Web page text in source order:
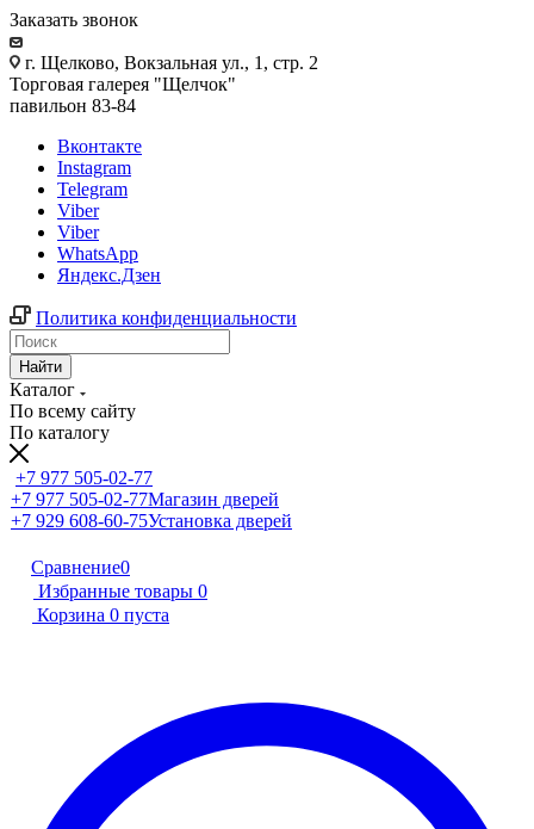
Заказать звонок
г. Щелково, Вокзальная ул., 1, стр. 2
Торговая галерея "Щелчок"
павильон 83-84
Вконтакте
Instagram
Telegram
Viber
Viber
WhatsApp
Яндекс.Дзен
Политика конфиденциальности
Найти
Каталог
По всему сайту
По каталогу
+7 977 505-02-77
+7 977 505-02-77Магазин дверей
+7 929 608-60-75Установка дверей
Сравнение0
Избранные товары 0
Корзина 0 пуста